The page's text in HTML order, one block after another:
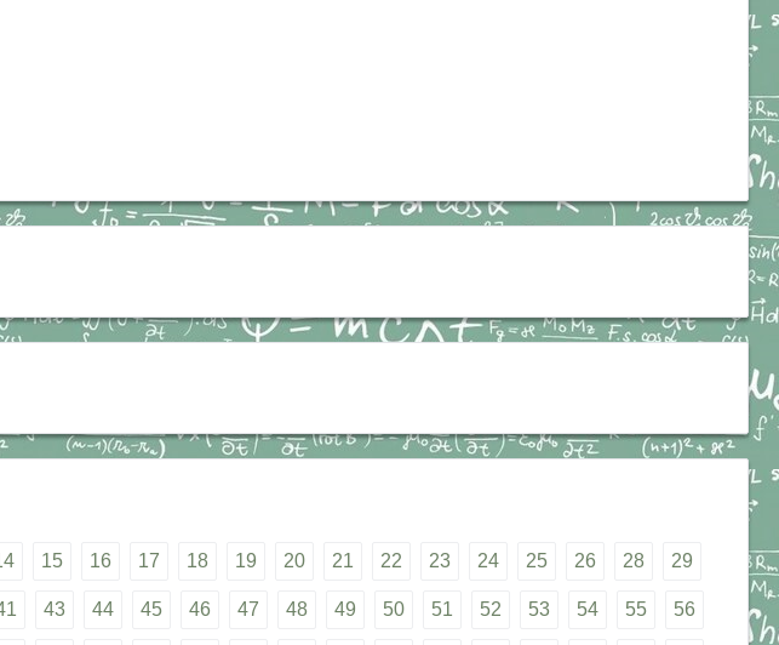
15 16 17 18 19 20 21 22 23 24 25 26 28 29
43 44 45 46 47 48 49 50 51 52 53 54 55 56